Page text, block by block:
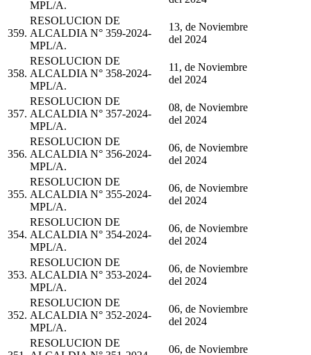
MPL/A.
359.
RESOLUCION DE
ALCALDIA N° 359-2024-
MPL/A.
13, de Noviembre
del 2024
358.
RESOLUCION DE
ALCALDIA N° 358-2024-
MPL/A.
11, de Noviembre
del 2024
357.
RESOLUCION DE
ALCALDIA N° 357-2024-
MPL/A.
08, de Noviembre
del 2024
356.
RESOLUCION DE
ALCALDIA N° 356-2024-
MPL/A.
06, de Noviembre
del 2024
355.
RESOLUCION DE
ALCALDIA N° 355-2024-
MPL/A.
06, de Noviembre
del 2024
354.
RESOLUCION DE
ALCALDIA N° 354-2024-
MPL/A.
06, de Noviembre
del 2024
353.
RESOLUCION DE
ALCALDIA N° 353-2024-
MPL/A.
06, de Noviembre
del 2024
352.
RESOLUCION DE
ALCALDIA N° 352-2024-
MPL/A.
06, de Noviembre
del 2024
RESOLUCION DE
06, de Noviembre